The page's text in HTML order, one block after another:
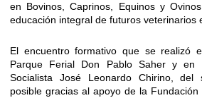
en Bovinos, Caprinos, Equinos y
educación integral de futuros veterinarios
El encuentro formativo que se realizó
Parque Ferial Don Pablo Saher y en
Socialista José Leonardo Chirino, del
posible gracias al apoyo de la